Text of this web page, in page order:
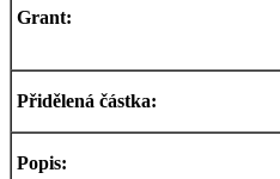
Grant:
Přidělená částka:
Popis: